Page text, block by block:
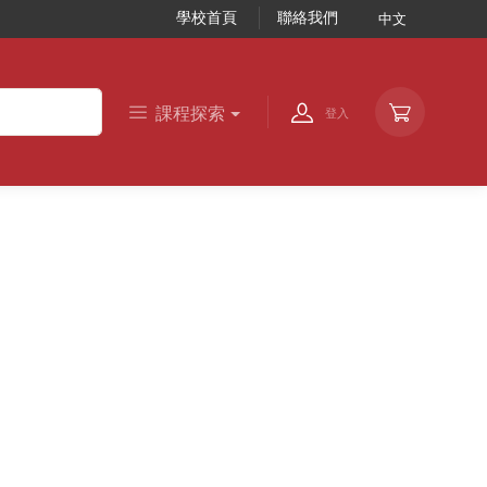
學校首頁 聯絡我們 中文
課程探索 登入